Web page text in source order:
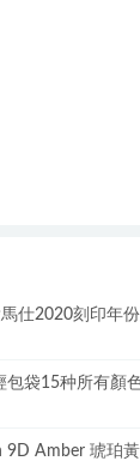
仕2020刻印年
包袋15种所有顏
9D Amber 琥珀